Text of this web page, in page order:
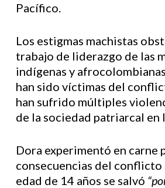
Pacífico.
Los estigmas machistas
trabajo de liderazgo de las
indígenas y
han sido víctimas del
han sufrido múltiples
de la sociedad patriarcal en
Dora experimentó en carne
consecuencias del conflicto
edad de 14 años se salvó